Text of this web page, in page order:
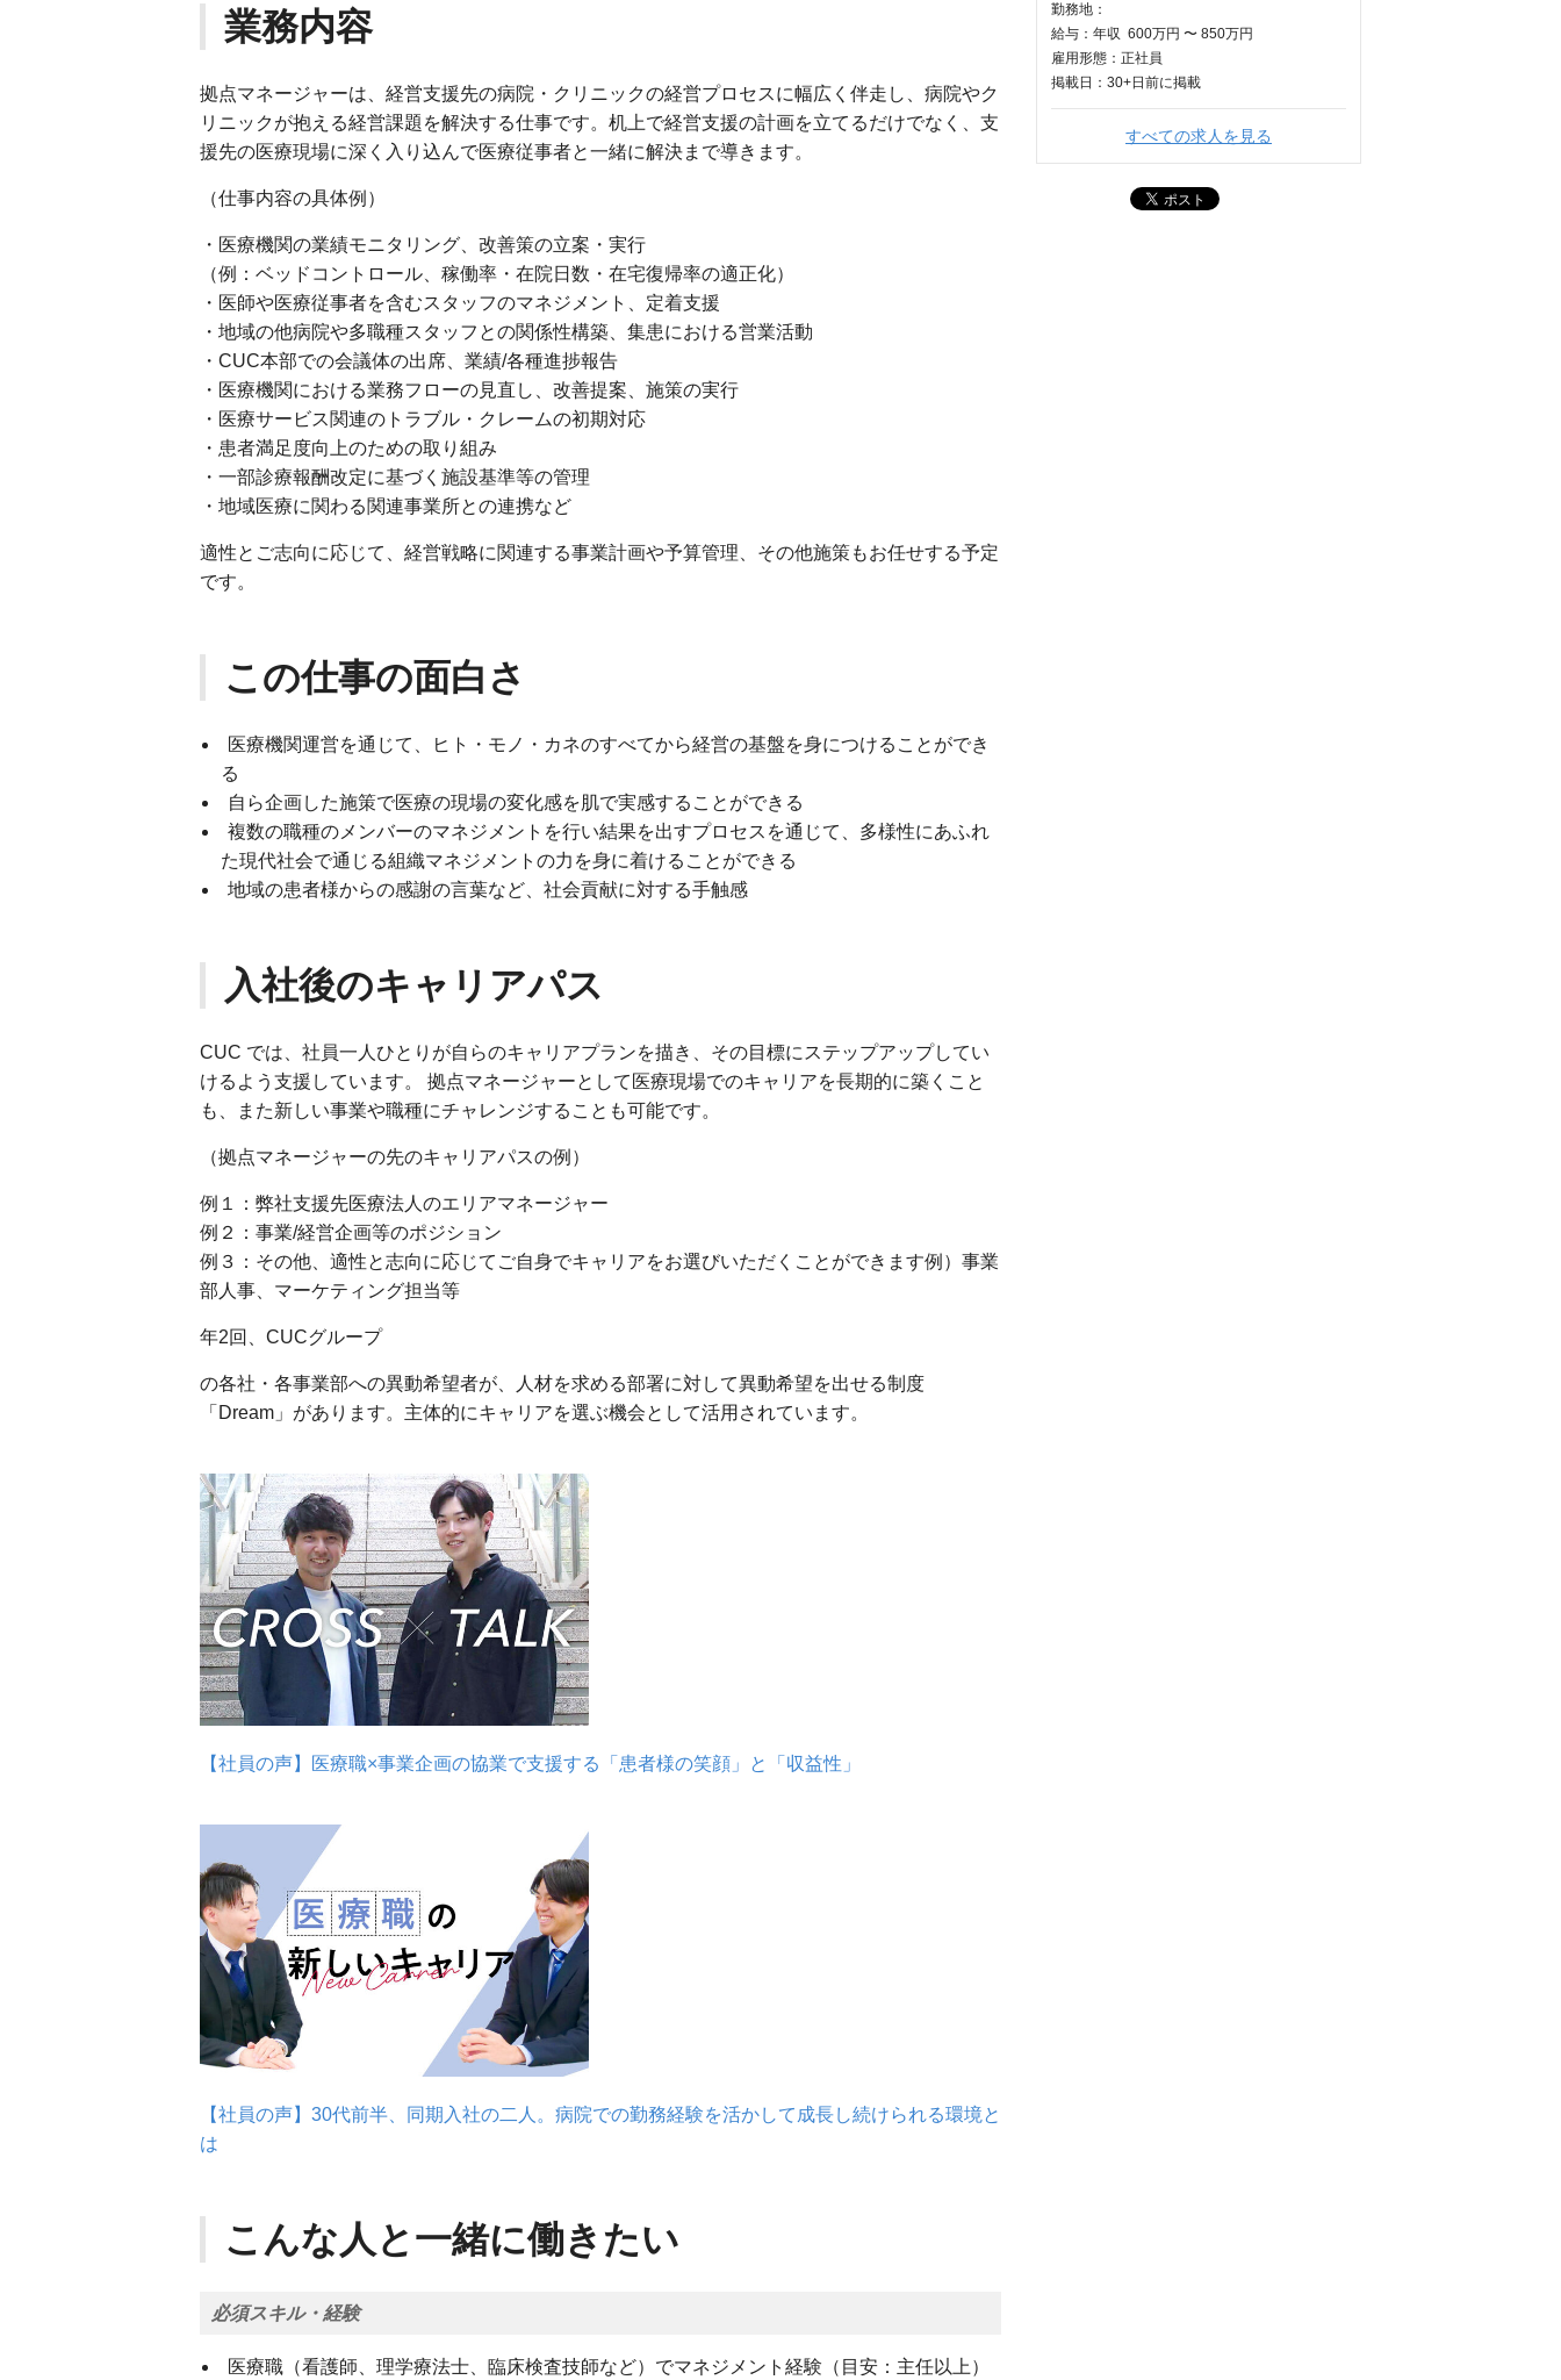
業務内容
拠点マネージャーは、経営支援先の病院・クリニックの経営プロセスに幅広く伴走し、病院やク
リニックが抱える経営課題を解決する仕事です。机上で経営支援の計画を立てるだけでなく、支
援先の医療現場に深く入り込んで医療従事者と一緒に解決まで導きます。
（仕事内容の具体例）
・医療機関の業績モニタリング、改善策の立案・実行
（例：ベッドコントロール、稼働率・在院日数・在宅復帰率の適正化）
・医師や医療従事者を含むスタッフのマネジメント、定着支援
・地域の他病院や多職種スタッフとの関係性構築、集患における営業活動
・CUC本部での会議体の出席、業績/各種進捗報告
・医療機関における業務フローの見直し、改善提案、施策の実行
・医療サービス関連のトラブル・クレームの初期対応
・患者満足度向上のための取り組み
・一部診療報酬改定に基づく施設基準等の管理
・地域医療に関わる関連事業所との連携など
適性とご志向に応じて、経営戦略に関連する事業計画や予算管理、その他施策もお任せする予定
です。
この仕事の面白さ
医療機関運営を通じて、ヒト・モノ・カネのすべてから経営の基盤を身につけることができ
る
自ら企画した施策で医療の現場の変化感を肌で実感することができる
複数の職種のメンバーのマネジメントを行い結果を出すプロセスを通じて、多様性にあふれ
た現代社会で通じる組織マネジメントの力を身に着けることができる
地域の患者様からの感謝の言葉など、社会貢献に対する手触感
入社後のキャリアパス
CUC では、社員一人ひとりが自らのキャリアプランを描き、その目標にステップアップしてい
けるよう支援しています。 拠点マネージャーとして医療現場でのキャリアを長期的に築くこと
も、また新しい事業や職種にチャレンジすることも可能です。
（拠点マネージャーの先のキャリアパスの例）
例１：弊社支援先医療法人のエリアマネージャー
例２：事業/経営企画等のポジション
例３：その他、適性と志向に応じてご自身でキャリアをお選びいただくことができます例）事業
部人事、マーケティング担当等
年2回、CUCグループ
の各社・各事業部への異動希望者が、人材を求める部署に対して異動希望を出せる制度
「Dream」があります。主体的にキャリアを選ぶ機会として活用されています。
【社員の声】医療職×事業企画の協業で支援する「患者様の笑顔」と「収益性」
【社員の声】30代前半、同期入社の二人。病院での勤務経験を活かして成長し続けられる環境と
は
こんな人と一緒に働きたい
必須スキル・経験
医療職（看護師、理学療法士、臨床検査技師など）でマネジメント経験（目安：主任以上）
勤務地：
給与： 年収 600万円 〜 850万円
雇用形態：正社員
掲載日： 30+日 前に掲載
すべての求人を見る